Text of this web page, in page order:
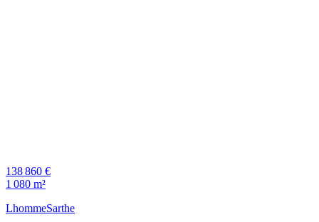
138 860 €
1 080 m²
LhommeSarthe